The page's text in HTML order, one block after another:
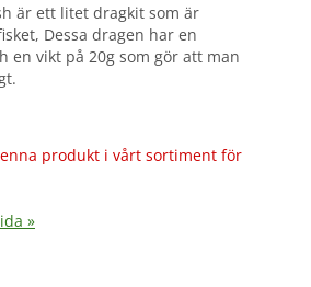
är ett litet dragkit som är
Dessa dragen har en
en vikt på 20g som gör att man
produkt i vårt sortiment för
»